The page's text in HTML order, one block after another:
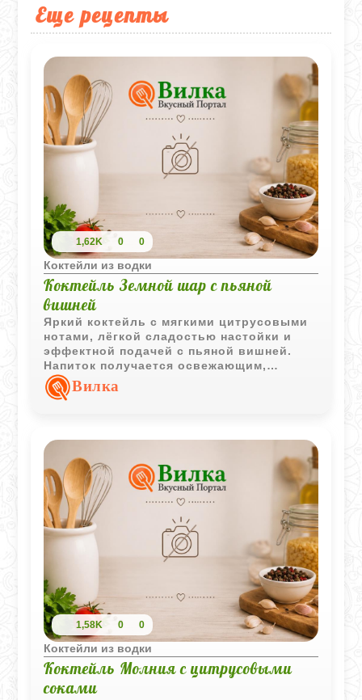
Еще рецепты
1,62K 0 0
Коктейли из водки
Коктейль Земной шар с пьяной
вишней
Яркий коктейль с мягкими цитрусовыми
нотами, лёгкой сладостью настойки и
эффектной подачей с пьяной вишней.
Напиток получается освежающим,
ароматным и красиво смотрится в
бокале с сахарной каёмкой.
Вилка
1,58K 0 0
Коктейли из водки
Коктейль Молния с цитрусовыми
соками